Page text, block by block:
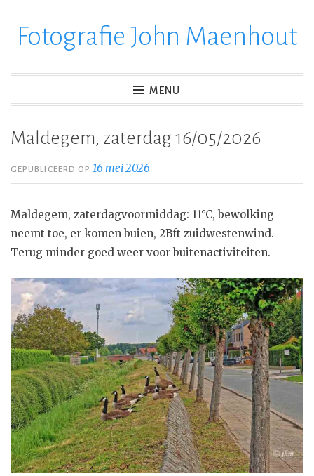
verderFotografie John Maenhout
MENU
Maldegem, zaterdag 16/05/2026
GEPUBLICEERD OP16 mei 2026
Maldegem, zaterdagvoormiddag: 11°C, bewolking
neemt toe, er komen buien, 2Bft zuidwestenwind.
Terug minder goed weer voor buitenactiviteiten.